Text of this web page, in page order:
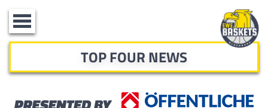
Toggle
navigation
TOP FOUR NEWS